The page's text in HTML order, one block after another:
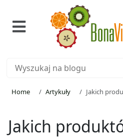
Home Artykuły Jakich
Jakich